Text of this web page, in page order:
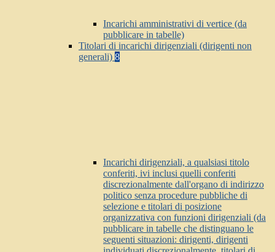
Incarichi amministrativi di vertice (da
pubblicare in tabelle)
Titolari di incarichi dirigenziali (dirigenti non
generali) 8
Incarichi dirigenziali, a qualsiasi titolo
conferiti, ivi inclusi quelli conferiti
discrezionalmente dall'organo di indirizzo
politico senza procedure pubbliche di
selezione e titolari di posizione
organizzativa con funzioni dirigenziali (da
pubblicare in tabelle che distinguano le
seguenti situazioni: dirigenti, dirigenti